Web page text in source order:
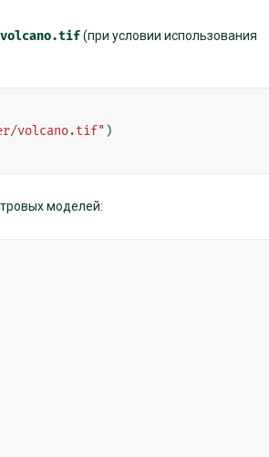
volcano.tif(при условии использования
volcano.tif" )
моделей: